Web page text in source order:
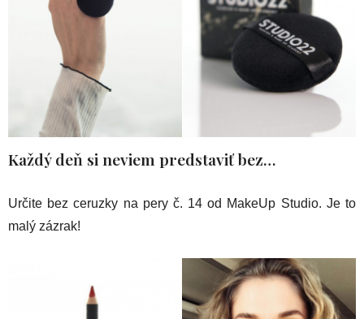
Každý deň si neviem predstaviť bez…
Určite bez ceruzky na pery č. 14 od MakeUp Studio. Je to
malý zázrak!